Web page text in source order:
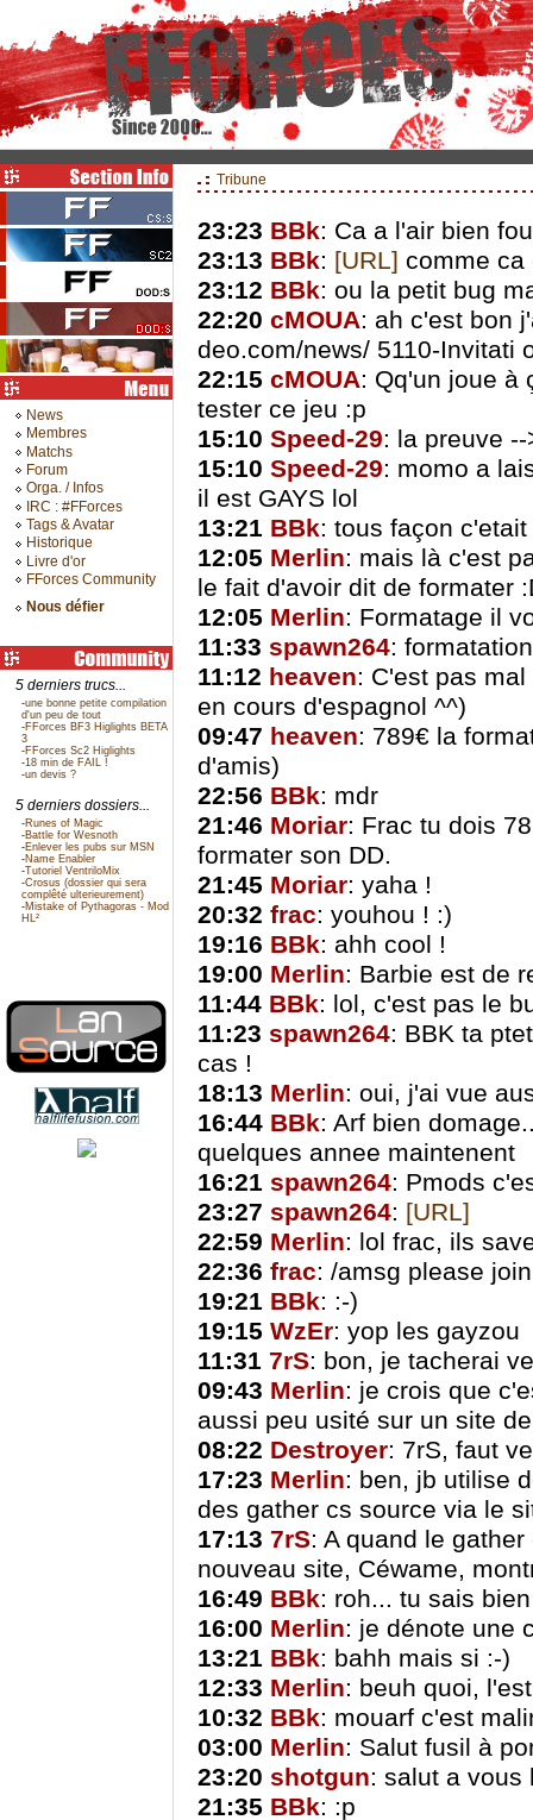
News
Membres
Matchs
Forum
Orga. / Infos
IRC : #FForces
Tags & Avatar
Historique
Livre d'or
FForces Community
Nous défier
5 derniers trucs...
-une bonne petite compilation
d'un peu de tout
-FForces BF3 Higlights BETA
3
-FForces Sc2 Higlights
-18 min de FAIL !
-un devis ?
5 derniers dossiers...
-Runes of Magic
-Battle for Wesnoth
-Enlever les pubs sur MSN
-Name Enabler
-Tutoriel VentriloMix
-Crosus (dossier qui sera
complêté ulterieurement)
-Mistake of Pythagoras - Mod
HL²
Tribune
23:23 BBk: Ca a l'air bien
23:13 BBk: [URL] comme ca
23:12 BBk: ou la petit bug
22:20 cMOUA: ah c'est bon
deo.com/news/ 5110-Invitati
22:15 cMOUA: Qq'un joue à
tester ce jeu :p
15:10 Speed-29: la preuve
15:10 Speed-29: momo a
il est GAYS lol
13:21 BBk: tous façon
12:05 Merlin: mais là c'est
le fait d'avoir dit de formater
12:05 Merlin: Formatage il
11:33 spawn264:
11:12 heaven: C'est pas
en cours d'espagnol ^^)
09:47 heaven: 789€ la
d'amis)
22:56 BBk: mdr
21:46 Moriar: Frac tu dois
formater son DD.
21:45 Moriar: yaha !
20:32 frac: youhou ! :)
19:16 BBk: ahh cool !
19:00 Merlin: Barbie est de
11:44 BBk: lol, c'est pas le
11:23 spawn264: BBK ta
cas !
18:13 Merlin: oui, j'ai vue
16:44 BBk: Arf bien
quelques annee maintenent
16:21 spawn264: Pmods
23:27 spawn264: [URL]
22:59 Merlin: lol frac, ils
22:36 frac: /amsg please
19:21 BBk: :-)
19:15 WzEr: yop les gayzou
11:31 7rS: bon, je tacherai
09:43 Merlin: je crois que
aussi peu usité sur un site
08:22 Destroyer: 7rS, faut
17:23 Merlin: ben, jb utilise
des gather cs source via le
17:13 7rS: A quand le
nouveau site, Céwame,
16:49 BBk: roh... tu sais
16:00 Merlin: je dénote une
13:21 BBk: bahh mais si :-)
12:33 Merlin: beuh quoi,
10:32 BBk: mouarf c'est
03:00 Merlin: Salut fusil à
23:20 shotgun: salut a vous
21:35 BBk: :p